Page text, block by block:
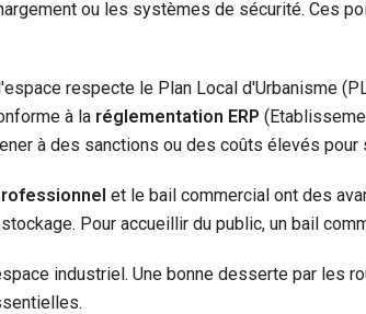
ou les systèmes de sécurité. Ces
respecte le Plan Local d'Urbanisme
à la réglementation ERP
à des sanctions ou des coûts élevés pour
et le bail commercial ont des
Pour accueillir du public, un bail
industriel. Une bonne desserte par les